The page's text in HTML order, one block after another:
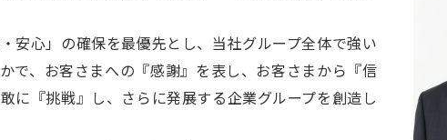
安心」の確保を最優先とし、当社グループ全体で強い
で、お客さまへの『感謝』を表し、お客さまから『信
に『挑戦』し、さらに発展する企業グループを創造し